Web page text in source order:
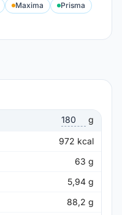
Maxima
Prisma
g
972 kcal
63 g
5,94 g
88,2 g